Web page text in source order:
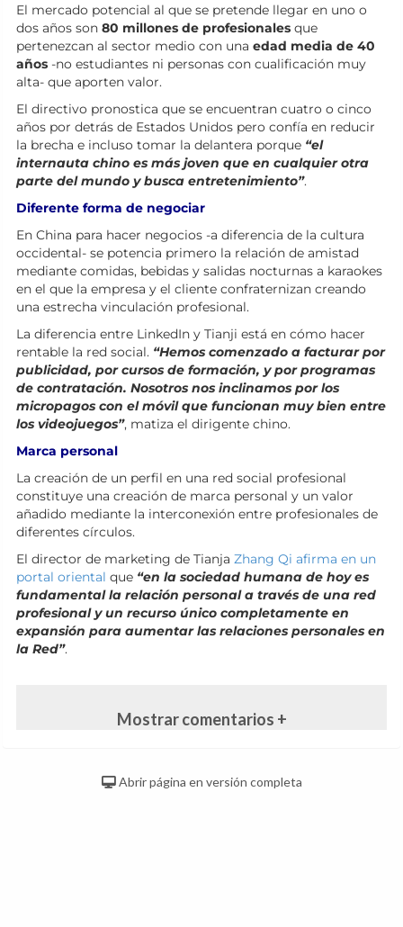
El mercado potencial al que se pretende llegar en uno o
dos años son 80 millones de profesionales que
pertenezcan al sector medio con una edad media de 40
años -no estudiantes ni personas con cualificación muy
alta- que aporten valor.
El directivo pronostica que se encuentran cuatro o cinco
años por detrás de Estados Unidos pero confía en reducir
la brecha e incluso tomar la delantera porque “el
internauta chino es más joven que en cualquier otra
parte del mundo y busca entretenimiento”.
Diferente forma de negociar
En China para hacer negocios -a diferencia de la cultura
occidental- se potencia primero la relación de amistad
mediante comidas, bebidas y salidas nocturnas a karaokes
en el que la empresa y el cliente confraternizan creando
una estrecha vinculación profesional.
La diferencia entre LinkedIn y Tianji está en cómo hacer
rentable la red social. “Hemos comenzado a facturar por
publicidad, por cursos de formación, y por programas
de contratación. Nosotros nos inclinamos por los
micropagos con el móvil que funcionan muy bien entre
los videojuegos”, matiza el dirigente chino.
Marca personal
La creación de un perfil en una red social profesional
constituye una creación de marca personal y un valor
añadido mediante la interconexión entre profesionales de
diferentes círculos.
El director de marketing de Tianja Zhang Qi afirma en un
portal oriental que “en la sociedad humana de hoy es
fundamental la relación personal a través de una red
profesional y un recurso único completamente en
expansión para aumentar las relaciones personales en
la Red”.
Mostrar comentarios +
Abrir página en versión completa